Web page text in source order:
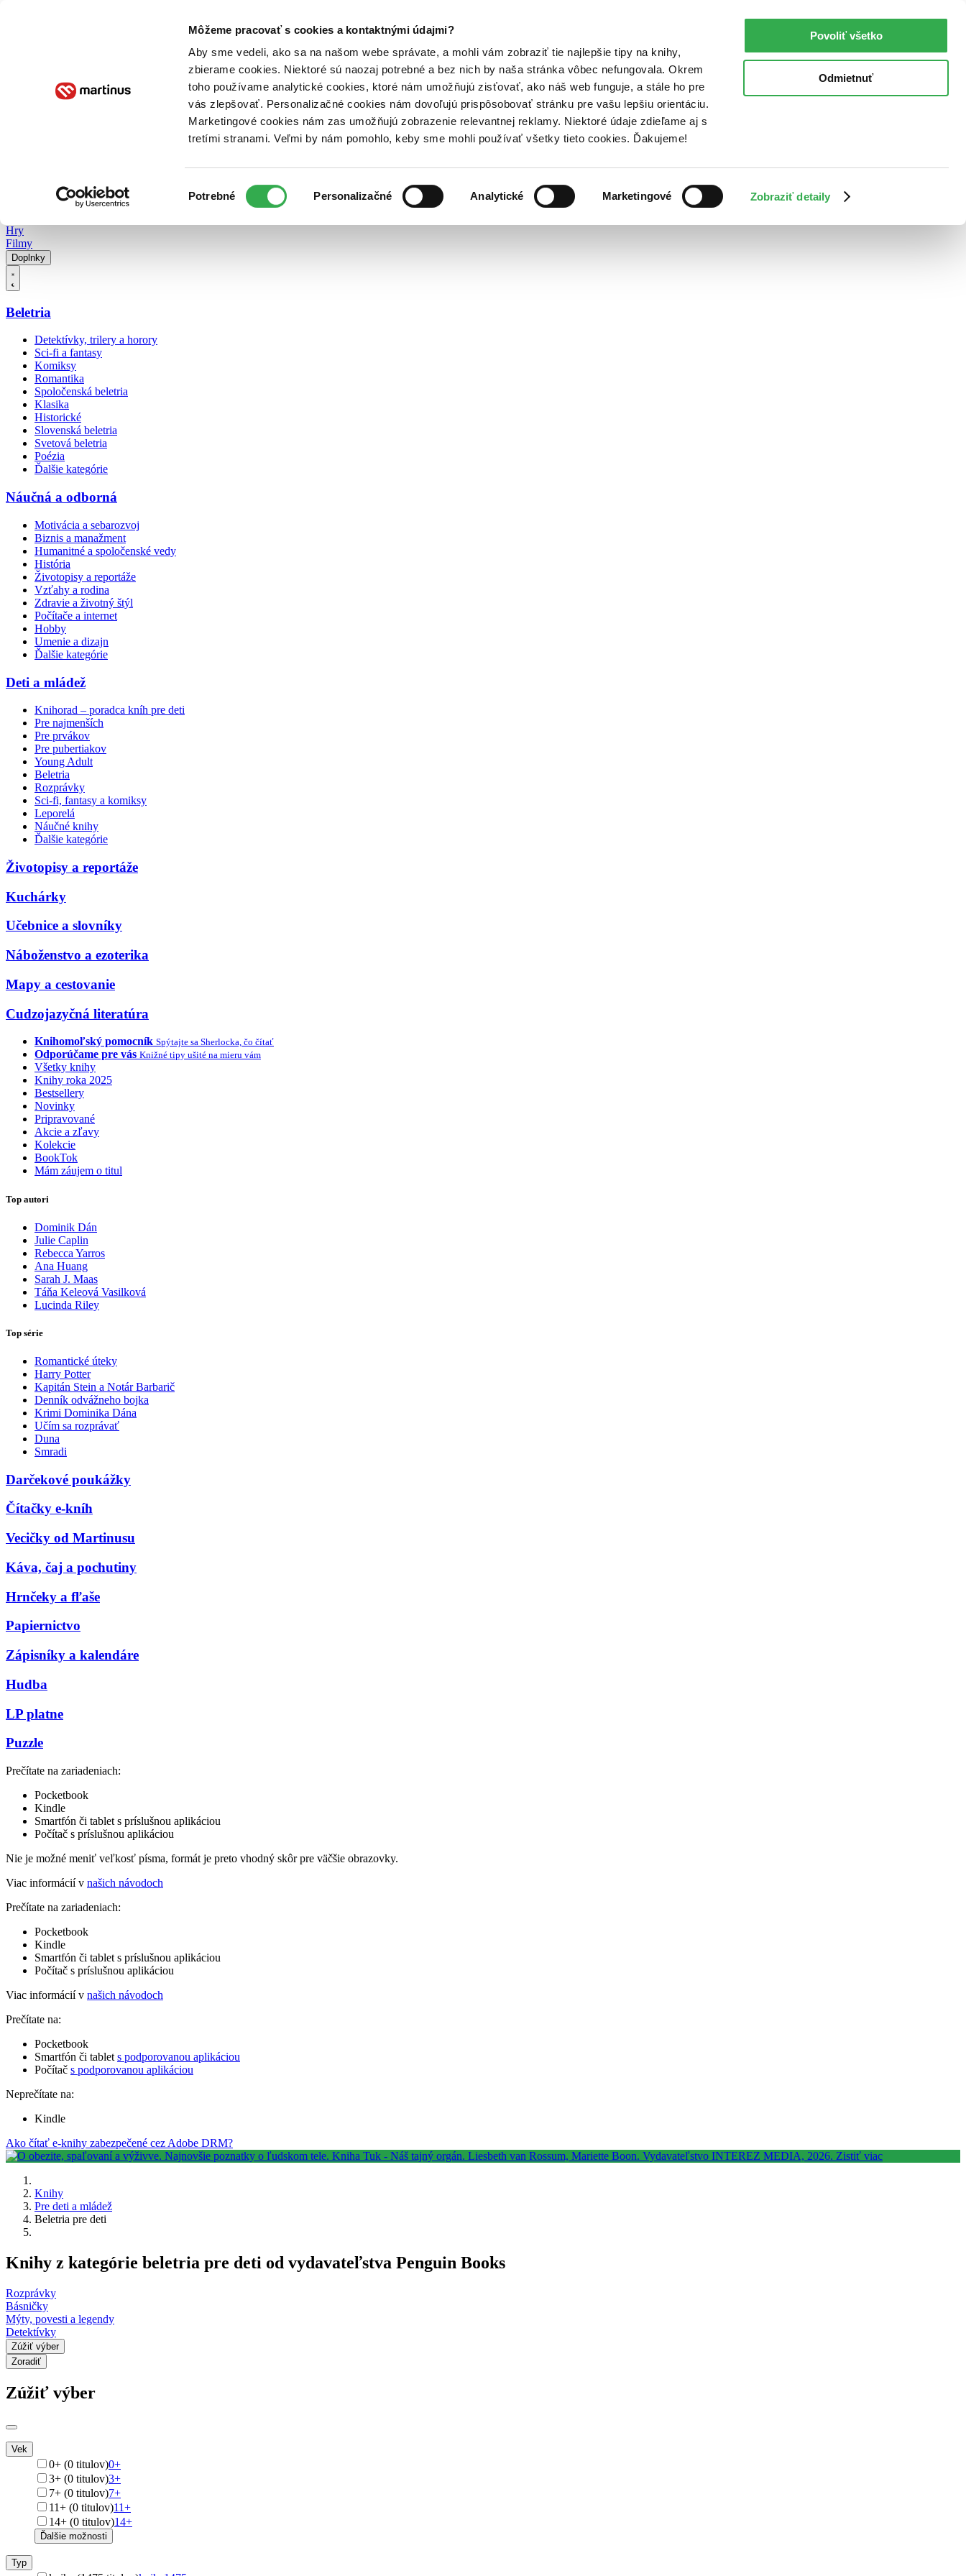
Môžeme pracovať s cookies a kontaktnými údajmi?
Aby sme vedeli, ako sa na našom webe správate, a mohli vám zobraziť tie najlepšie tipy na knihy,
zbierame cookies. Niektoré sú naozaj potrebné a bez nich by naša stránka vôbec nefungovala. Okrem
toho používame analytické cookies, ktoré nám umožňujú zisťovať, ako náš web funguje, a stále ho pre
vás zlepšovať. Personalizačné cookies nám dovoľujú prispôsobovať stránku pre vašu lepšiu orientáciu.
Marketingové cookies nám zas umožňujú zobrazenie relevantnej reklamy. Niektoré údaje zdieľame aj s
tretími stranami. Veľmi by nám pomohlo, keby sme mohli používať všetky tieto cookies. Ďakujeme!
súhlasu
Potrebné Personalizačné Analytické Marketingové Zobraziť detaily
Povoliť všetko
Odmietnuť
Poukážky Kontakt
Hry
Filmy
Doplnky
Beletria
Detektívky, trilery a horory
Sci-fi a fantasy
Komiksy
Romantika
Spoločenská beletria
Klasika
Historické
Slovenská beletria
Svetová beletria
Poézia
Ďalšie kategórie
Náučná a odborná
Motivácia a sebarozvoj
Biznis a manažment
Humanitné a spoločenské vedy
História
Životopisy a reportáže
Vzťahy a rodina
Zdravie a životný štýl
Počítače a internet
Hobby
Umenie a dizajn
Ďalšie kategórie
Deti a mládež
Knihorad – poradca kníh pre deti
Pre najmenších
Pre prvákov
Pre pubertiakov
Young Adult
Beletria
Rozprávky
Sci-fi, fantasy a komiksy
Leporelá
Náučné knihy
Ďalšie kategórie
Životopisy a reportáže
Kuchárky
Učebnice a slovníky
Náboženstvo a ezoterika
Mapy a cestovanie
Cudzojazyčná literatúra
Knihomoľský pomocník Spýtajte sa Sherlocka, čo čítať
Odporúčame pre vás Knižné tipy ušité na mieru vám
Všetky knihy
Knihy roka 2025
Bestsellery
Novinky
Pripravované
Akcie a zľavy
Kolekcie
BookTok
Mám záujem o titul
Top autori
Dominik Dán
Julie Caplin
Rebecca Yarros
Ana Huang
Sarah J. Maas
Táňa Keleová Vasilková
Lucinda Riley
Top série
Romantické úteky
Harry Potter
Kapitán Stein a Notár Barbarič
Denník odvážneho bojka
Krimi Dominika Dána
Učím sa rozprávať
Duna
Smradi
Darčekové poukážky
Čítačky e-kníh
Vecičky od Martinusu
Káva, čaj a pochutiny
Hrnčeky a fľaše
Papiernictvo
Zápisníky a kalendáre
Hudba
LP platne
Puzzle
Prečítate na zariadeniach:
Pocketbook
Kindle
Smartfón či tablet s príslušnou aplikáciou
Počítač s príslušnou aplikáciou
Nie je možné meniť veľkosť písma, formát je preto vhodný skôr pre väčšie obrazovky.
Viac informácií v našich návodoch
Prečítate na zariadeniach:
Pocketbook
Kindle
Smartfón či tablet s príslušnou aplikáciou
Počítač s príslušnou aplikáciou
Viac informácií v našich návodoch
Prečítate na:
Pocketbook
Smartfón či tablet s podporovanou aplikáciou
Počítač s podporovanou aplikáciou
Neprečítate na:
Kindle
Ako čítať e-knihy zabezpečené cez Adobe DRM?
Knihy
Pre deti a mládež
Beletria pre deti
Knihy z kategórie beletria pre deti od vydavateľstva Penguin Books
Rozprávky
Básničky
Mýty, povesti a legendy
Detektívky
Zúžiť výber
Zoradiť
Zúžiť výber
Vek
0+ (0 titulov)0+
3+ (0 titulov)3+
7+ (0 titulov)7+
11+ (0 titulov)11+
14+ (0 titulov)14+
Ďalšie možnosti
Typ